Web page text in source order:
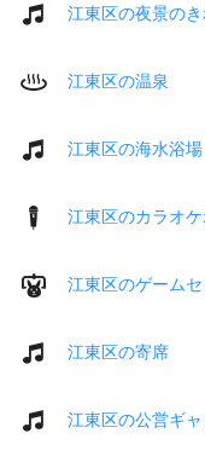
江東区の夜景の
江東区の温泉
江東区の海水浴場
江東区のカラオ
江東区のゲーム
江東区の寄席
江東区の公営ギ